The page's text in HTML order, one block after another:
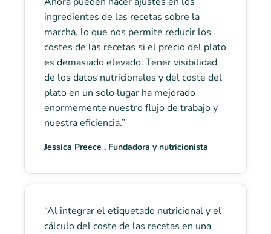
ingredientes de las recetas sobre la
marcha, lo que nos permite reducir los
costes de las recetas si el precio del plato
es demasiado elevado. Tener visibilidad
de los datos nutricionales y del coste del
plato en un solo lugar ha mejorado
enormemente nuestro flujo de trabajo y
nuestra eficiencia.”
Jessica Preece , Fundadora y nutricionista
“Al integrar el etiquetado nutricional y el
cálculo del coste de las recetas en una